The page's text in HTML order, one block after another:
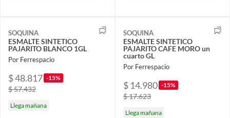
SOQUINA
ESMALTE SINTETICO
PAJARITO BLANCO 1GL
Por Ferrespacio
$ 48.817 -15%
$ 57.432
Llega mañana
SOQUINA
ESMALTE SINTETICO
PAJARITO CAFE MORO un
cuarto GL
Por Ferrespacio
$ 14.980 -15%
$ 17.623
Llega mañana